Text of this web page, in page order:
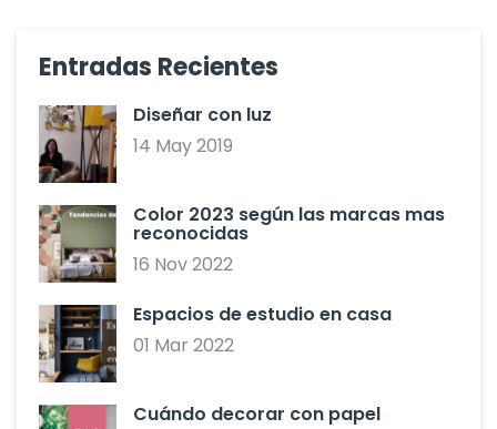
Entradas Recientes
Diseñar con luz
14 May 2019
Color 2023 según las marcas mas
reconocidas
16 Nov 2022
Espacios de estudio en casa
01 Mar 2022
Cuándo decorar con papel